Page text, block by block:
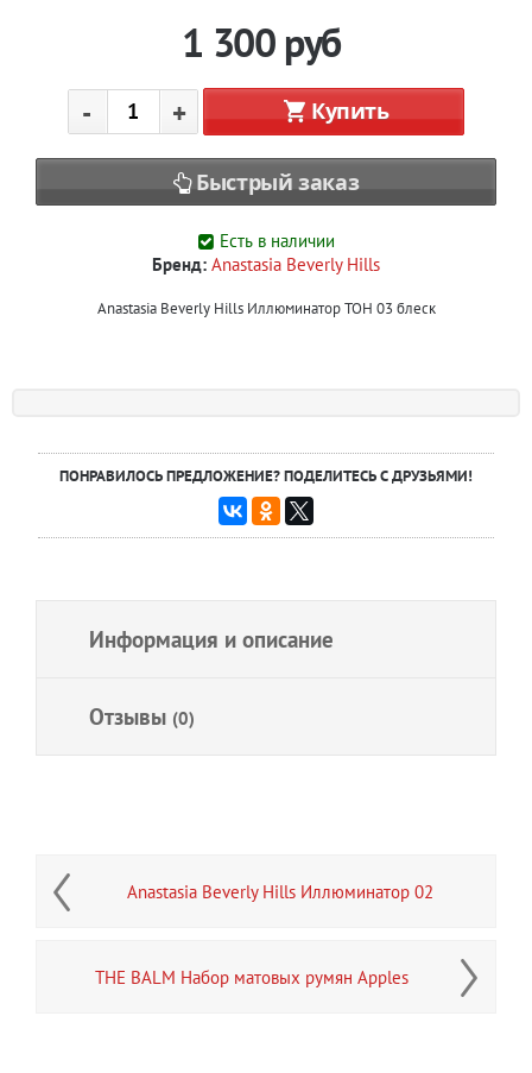
1 300 руб
- + Купить
Быстрый заказ
Есть в наличии
Бренд: Anastasia Beverly Hills
Anastasia Beverly Hills Иллюминатор ТОН 03 блеск
ПОНРАВИЛОСЬ ПРЕДЛОЖЕНИЕ? ПОДЕЛИТЕСЬ С ДРУЗЬЯМИ!
Информация и описание
Отзывы (0)
Anastasia Beverly Hills Иллюминатор 02
THE BALM Набор матовых румян Apples